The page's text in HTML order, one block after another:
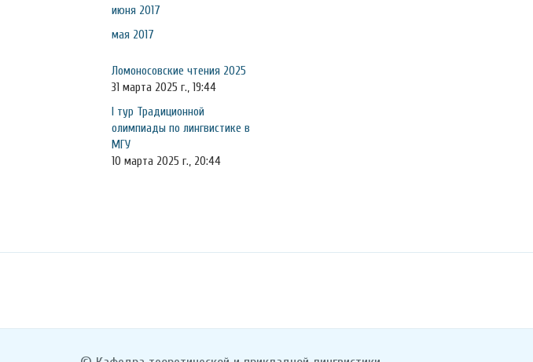
июня 2017
мая 2017
Ломоносовские чтения 2025
31 марта 2025 г., 19:44
I тур Традиционной
олимпиады по лингвистике в
МГУ
10 марта 2025 г., 20:44